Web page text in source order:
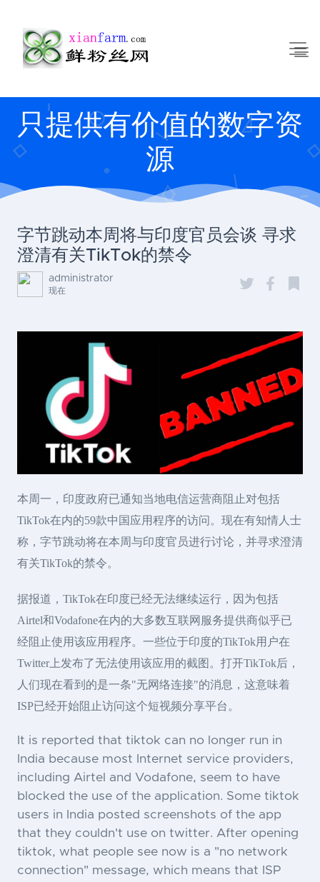
只提供有价值的数字资
源
字节跳动本周将与印度官员会谈 寻求
澄清有关TikTok的禁令
administrator
现在
本周一，印度政府已通知当地电信运营商阻止对包括
TikTok在内的59款中国应用程序的访问。现在有知情人士
称，字节跳动将在本周与印度官员进行讨论，并寻求澄清
有关TikTok的禁令。
据报道，TikTok在印度已经无法继续运行，因为包括
Airtel和Vodafone在内的大多数互联网服务提供商似乎已
经阻止使用该应用程序。一些位于印度的TikTok用户在
Twitter上发布了无法使用该应用的截图。打开TikTok后，
人们现在看到的是一条"无网络连接"的消息，这意味着
ISP已经开始阻止访问这个短视频分享平台。
It is reported that tiktok can no longer run in
India because most Internet service providers,
including Airtel and Vodafone, seem to have
blocked the use of the application. Some tiktok
users in India posted screenshots of the app
that they couldn't use on twitter. After opening
tiktok, what people see now is a "no network
connection" message, which means that ISP